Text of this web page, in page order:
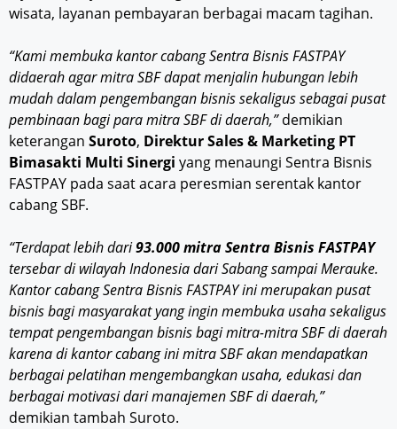
wisata, layanan pembayaran berbagai macam tagihan.
“Kami membuka kantor cabang Sentra Bisnis FASTPAY
didaerah agar mitra SBF dapat menjalin hubungan lebih
mudah dalam pengembangan bisnis sekaligus sebagai pusat
pembinaan bagi para mitra SBF di daerah,”demikian
keterangan Suroto, Direktur Sales & Marketing PT
Bimasakti Multi Sinergi yang menaungi Sentra Bisnis
FASTPAY pada saat acara peresmian serentak kantor
cabang SBF.
“Terdapat lebih dari93.000 mitra Sentra Bisnis FASTPAY
tersebar di wilayah Indonesia dari Sabang sampai Merauke.
Kantor cabang Sentra Bisnis FASTPAY ini merupakan pusat
bisnis bagi masyarakat yang ingin membuka usaha sekaligus
tempat pengembangan bisnis bagi mitra-mitra SBF di daerah
karena di kantor cabang ini mitra SBF akan mendapatkan
berbagai pelatihan mengembangkan usaha, edukasi dan
berbagai motivasi dari manajemen SBF di daerah,”
demikian tambah Suroto.